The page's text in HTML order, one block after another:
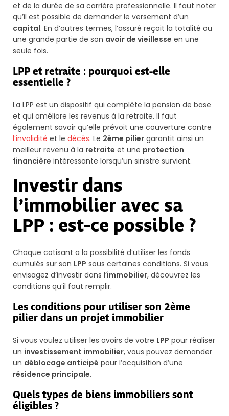
et de la durée de sa carrière professionnelle. Il faut noter
qu’il est possible de demander le versement d’un
capital. En d’autres termes, l’assuré reçoit la totalité ou
une grande partie de son avoir de vieillesse en une
seule fois.
LPP et retraite : pourquoi est-elle
essentielle ?
La LPP est un dispositif qui complète la pension de base
et qui améliore les revenus à la retraite. Il faut
également savoir qu’elle prévoit une couverture contre
l’invalidité et le décès. Le 2ème pilier garantit ainsi un
meilleur revenu à la retraite et une protection
financière intéressante lorsqu’un sinistre survient.
Investir dans
l’immobilier avec sa
LPP : est-ce possible ?
Chaque cotisant a la possibilité d’utiliser les fonds
cumulés sur son LPP sous certaines conditions. Si vous
envisagez d’investir dans l’immobilier, découvrez les
conditions qu’il faut remplir.
Les conditions pour utiliser son 2ème
pilier dans un projet immobilier
Si vous voulez utiliser les avoirs de votre LPP pour réaliser
un investissement immobilier, vous pouvez demander
un déblocage anticipé pour l’acquisition d’une
résidence principale.
Quels types de biens immobiliers sont
éligibles ?